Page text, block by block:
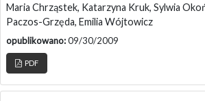
Maria Chrząstek, Katarzyna Kruk, Sylwia
Paczos-Grzęda, Emilia Wójtowicz
opublikowano:09/30/2009
PDF